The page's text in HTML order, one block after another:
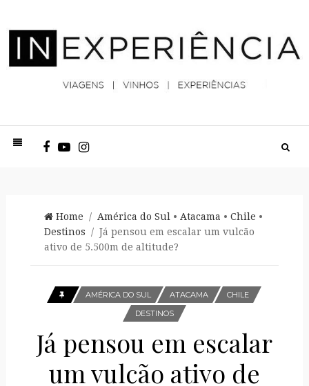
Home / América do Sul• Atacama • Chile •
Destinos / Já pensou em escalar um vulcão
ativo de 5.500m de altitude?
AMÉRICA DO SUL ATACAMA
CHILE
DESTINOS
Já pensou em escalar
um vulcão ativo de